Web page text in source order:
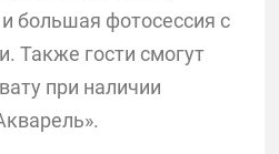
большая фотосессия с
Также гости смогут
при наличии